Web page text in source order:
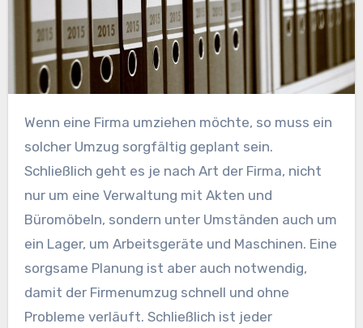
Wenn eine Firma umziehen möchte, so muss ein
solcher Umzug sorgfältig geplant sein.
Schließlich geht es je nach Art der Firma, nicht
nur um eine Verwaltung mit Akten und
Büromöbeln, sondern unter Umständen auch um
ein Lager, um Arbeitsgeräte und Maschinen. Eine
sorgsame Planung ist aber auch notwendig,
damit der Firmenumzug schnell und ohne
Probleme verläuft. Schließlich ist jeder